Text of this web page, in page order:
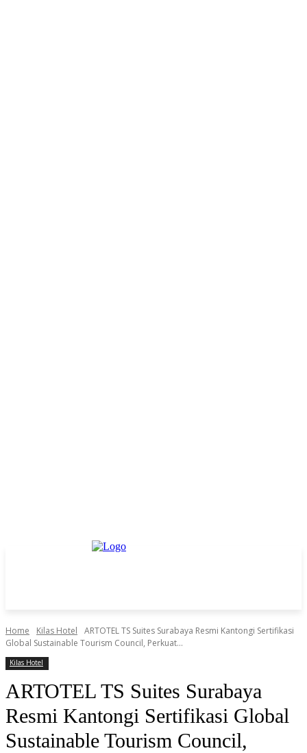
Home Kilas Hotel
ARTOTEL TS Suites Surabaya Resmi Kantongi Sertifikasi
Global Sustainable Tourism Council, Perkuat...
Kilas Hotel
ARTOTEL TS Suites Surabaya
Resmi Kantongi Sertifikasi Global
Sustainable Tourism Council,